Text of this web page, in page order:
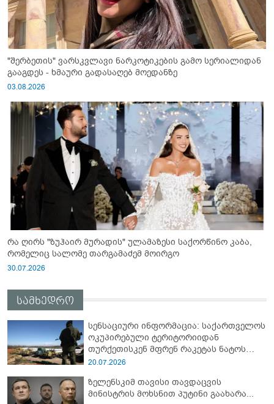
"შერბეთის" ვარსკვლავი ნარკოტიკების გამო სერიალიდან
გააგდეს - ხმაური გადასაღებ მოედანზე
03.08.2026
რა ღირს "ზუჰაირ მურადის" ულამაზესი საქორწინო კაბა,
რომელიც სალომე თარგამაძემ მოირგო
30.07.2026
სამხედრო
სენსაციური ინფორმაცია: საქართველოს
ოკუპირებული ტერიტორიიდან
თურქეთისკენ მფრენ რაკეტას ნატოს
სამიტი კინაღამ ჩაუშლია
20.07.2026
ზელენსკიმ თავისი თავდაცვის
მინისტრის მოხსნით პუტინი გაახარა...